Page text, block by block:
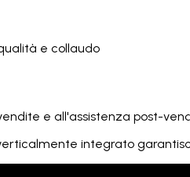
e collaudo
e all'assistenza post-
integrato